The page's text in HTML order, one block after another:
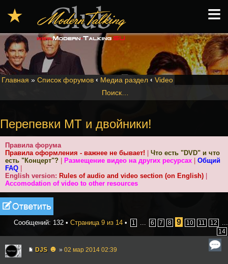
Главная » Список форумов ‹ Медиа раздел ‹ Video
Поиск…
Перепевки MT и двойники!
Правила форума
Правила оформления - важнее не бывает!
Что есть "DVD" и что
есть "Концерт"?
Размещение видео на других ресурсах
Общий
FAQ
English version: Rules of audio and video section (on English)
Accomodation of video to other resources
Ответить
Сообщений: 132 • Страница 9 из 14 • 1 ... 6 7 8 9 10 11 12 ...
14
DJS ☻ » 02 мар 2014 02:39
★ ≡